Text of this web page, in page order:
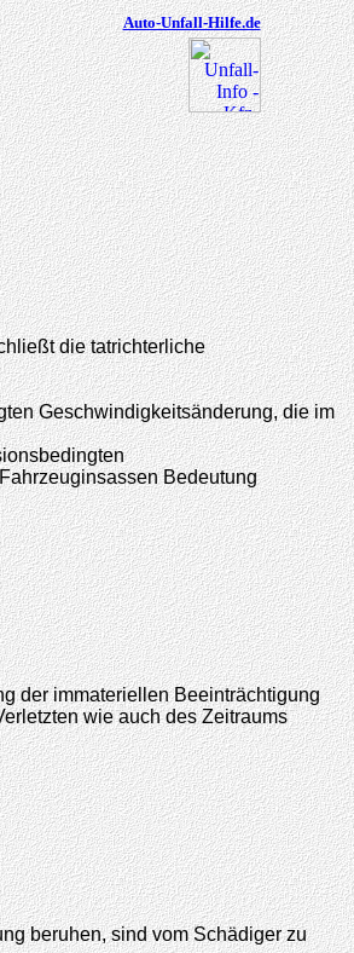
Auto-Unfall-Hilfe.de
die tatrichterliche
Geschwindigkeitsänderung, die im
Bedeutung
der immateriellen Beeinträchtigung
wie auch des Zeitraums
beruhen, sind vom Schädiger zu